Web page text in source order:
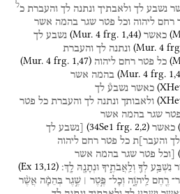
נשבע לך ולאבתיך ונתנה לך והעברת כל
רחם ליהוה וכל פטר שגר בהמה אשר
( כאשר (Mur. 4 frg. 1,44) נשבע לך
(Mur. 4 ונתנה לך והעברת
( כל פטר רחם ליהוה (Mur. 4 frg. 1,47)
(Mur. 4 frg. 1, בהמה אשר
( כאשר נשבע֯ לך
( ולאבותך ונתנה לך והעברת כל פטר
פטר שגר בהמה אשר
( כאשר (34Se1 frg. 2,2) [נשבע לך
לך והעבר]ת כל פטר רחם ליהוה
( [וכל פטר שגר בהמה אשר
נִשְׁבַּ֥ע לְךָ֖ וְלַֽאֲבֹתֶ֑יךָ וּנְתָנָ֖הּ לָֽךְ׃ (Ex 13,12)
רֶ֖חֶם לַֽיהֹוָ֑ה וְכָל־ פֶּ֣טֶר ׀ שֶׁ֣גֶר בְּהֵמָ֗ה אֲשֶׁ֨ר